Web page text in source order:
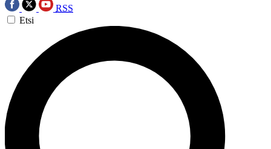
RSS
Etsi